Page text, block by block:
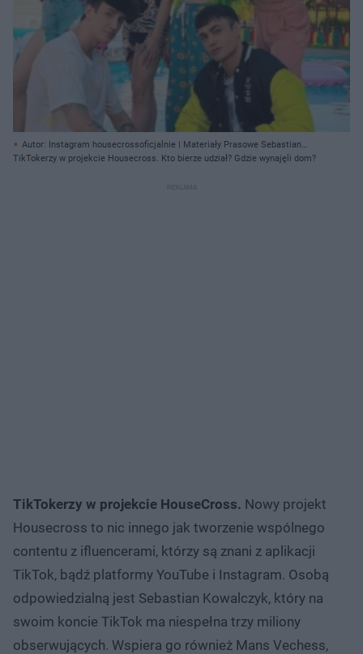
Autor: Instagram housecrossoficjalnie | Materiały Prasowe Sebastian
Kowalczyk/ Archiwum prywatne
TikTokerzy w projekcie Housecross. Kto bierze udział? Gdzie wynajęli dom?
TikTokerzy w projekcie HouseCross. Nowy projekt
Housecross to nic innego jak tworzenie wspólnego
contentu z ifluencerami, którzy są znani z aplikacji
TikTok, bądź platformy YouTube i Instagram. Osobą
odpowiedzialną jest Sebastian Kowalczyk, który na
swoim koncie TikTok ma niespełna trzy miliony
obserwujących. Wspiera go również Mans Vechess,